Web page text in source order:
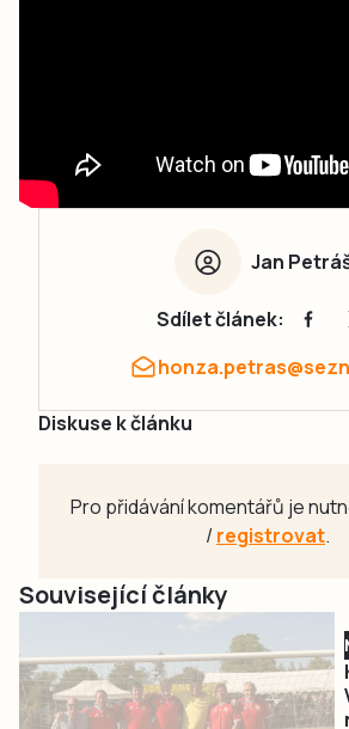
Jan
Sdílet článek:
Diskuse k článku
Pro přidávání komentářů je
/registrovat.
Související články